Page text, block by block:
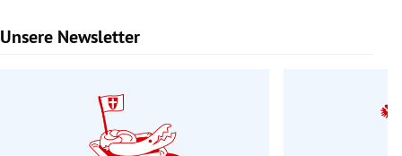
Unsere Newsletter
Slide 1 von 9